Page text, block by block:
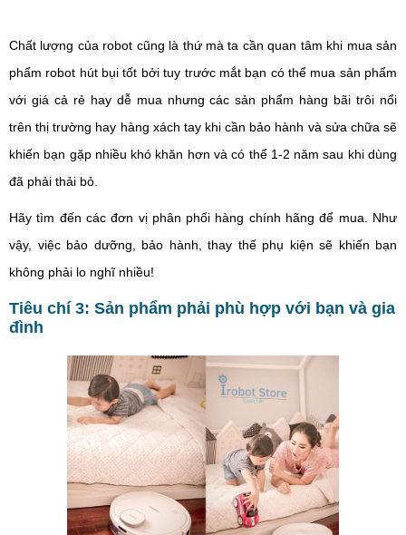
Chất lượng của robot cũng là thứ mà ta cần quan tâm khi mua sản
phẩm robot hút bụi tốt bởi tuy trước mắt bạn có thể mua sản phẩm
với giá cả rẻ hay dễ mua nhưng các sản phẩm hàng bãi trôi nổi
trên thị trường hay hàng xách tay khi cần bảo hành và sửa chữa sẽ
khiến bạn gặp nhiều khó khăn hơn và có thể 1-2 năm sau khi dùng
đã phải thải bỏ.
Hãy tìm đến các đơn vị phân phối hàng chính hãng để mua. Như
vậy, việc bảo dưỡng, bảo hành, thay thế phụ kiện sẽ khiến bạn
không phải lo nghĩ nhiều!
Tiêu chí 3: Sản phẩm phải phù hợp với bạn và gia
đình